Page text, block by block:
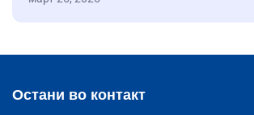
Остани во контакт